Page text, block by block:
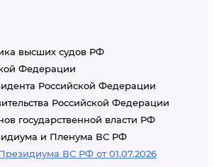
высших судов РФ
Федерации
Российской Федерации
Российской Федерации
государственной власти РФ
и Пленума ВС РФ
ВС РФ от 01.07.2026